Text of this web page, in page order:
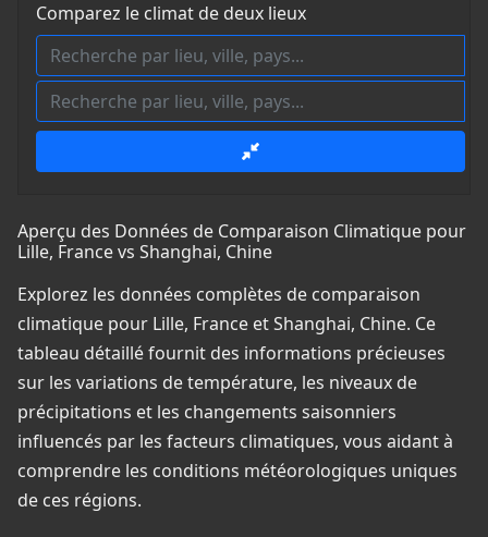
Comparez le climat de deux lieux
Aperçu des Données de Comparaison Climatique pour
Lille, France vs Shanghai, Chine
Explorez les données complètes de comparaison
climatique pour Lille, France et Shanghai, Chine. Ce
tableau détaillé fournit des informations précieuses
sur les variations de température, les niveaux de
précipitations et les changements saisonniers
influencés par les facteurs climatiques, vous aidant à
comprendre les conditions météorologiques uniques
de ces régions.